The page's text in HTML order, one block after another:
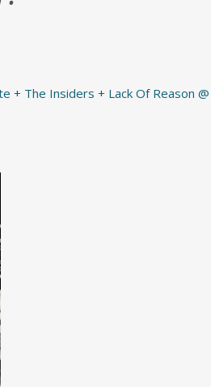
+ The Insiders + Lack Of Reason